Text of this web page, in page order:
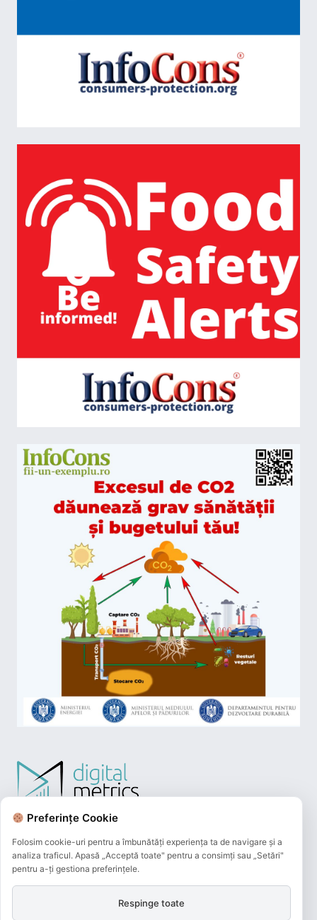
Preferințe Cookie
Folosim cookie-uri pentru a îmbunătăți experiența ta de navigare și a
analiza traficul. Apasă „Acceptă toate" pentru a consimți sau „Setări"
pentru a-ți gestiona preferințele.
Respinge toate